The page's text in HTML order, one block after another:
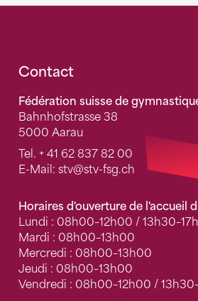
Fusszeile
Contact
Fédération suisse de
Bahnhofstrasse 38
5000 Aarau
Tel. + 41 62 837 82 00
E-Mail: stv@stv-fsg.ch
Horaires d'ouverture de l'accueil
Lundi : 08h00–12h00 /
Mardi : 08h00–13h00
Mercredi : 08h00–13h00
Jeudi : 08h00–13h00
Vendredi : 08h00–12h00 /